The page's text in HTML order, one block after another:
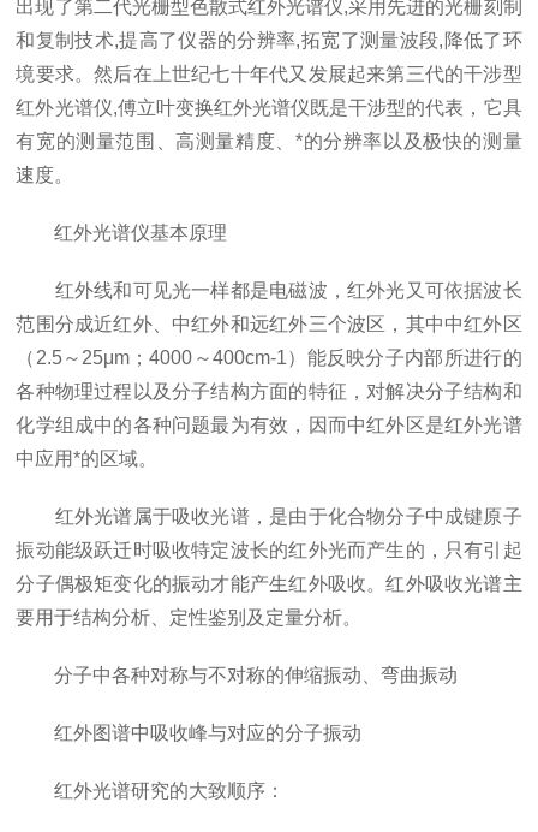
出现了第二代光栅型色散式红外光谱仪,采用先进的光栅刻制
和复制技术,提高了仪器的分辨率,拓宽了测量波段,降低了环
境要求。然后在上世纪七十年代又发展起来第三代的干涉型
红外光谱仪,傅立叶变换红外光谱仪既是干涉型的代表，它具
有宽的测量范围、高测量精度、*的分辨率以及极快的测量
速度。
红外光谱仪基本原理
红外线和可见光一样都是电磁波，红外光又可依据波长
范围分成近红外、中红外和远红外三个波区，其中中红外区
（2.5～25μm；4000～400cm-1）能反映分子内部所进行的
各种物理过程以及分子结构方面的特征，对解决分子结构和
化学组成中的各种问题最为有效，因而中红外区是红外光谱
中应用*的区域。
红外光谱属于吸收光谱，是由于化合物分子中成键原子
振动能级跃迁时吸收特定波长的红外光而产生的，只有引起
分子偶极矩变化的振动才能产生红外吸收。红外吸收光谱主
要用于结构分析、定性鉴别及定量分析。
分子中各种对称与不对称的伸缩振动、弯曲振动
红外图谱中吸收峰与对应的分子振动
红外光谱研究的大致顺序：